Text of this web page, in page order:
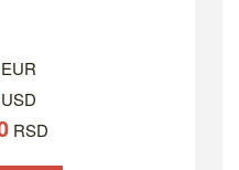
EUR
USD
RSD